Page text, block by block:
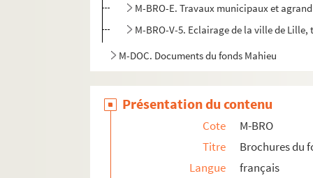
M-BRO-E. Travaux municipaux et
M-BRO-V-5. Eclairage de la ville de
M-DOC. Documents du fonds Mahieu
Présentation du contenu
Cote
M-BRO
Titre
Brochures du
Langue
français